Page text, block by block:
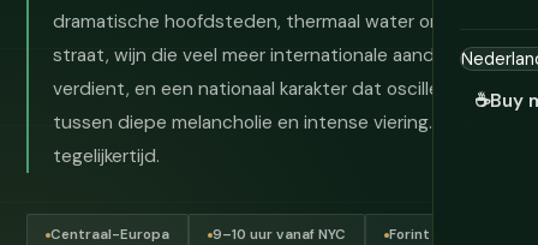
☕Buy
dramatische hoofdsteden, thermaal water onder elke
straat, wijn die veel meer internationale aandacht
verdient, en een nationaal karakter dat oscilleert
tussen diepe melancholie en intense viering. Vaak
tegelijkertijd.
Centraal-Europa 9–10 uur vanaf NYC Forint (HUF)